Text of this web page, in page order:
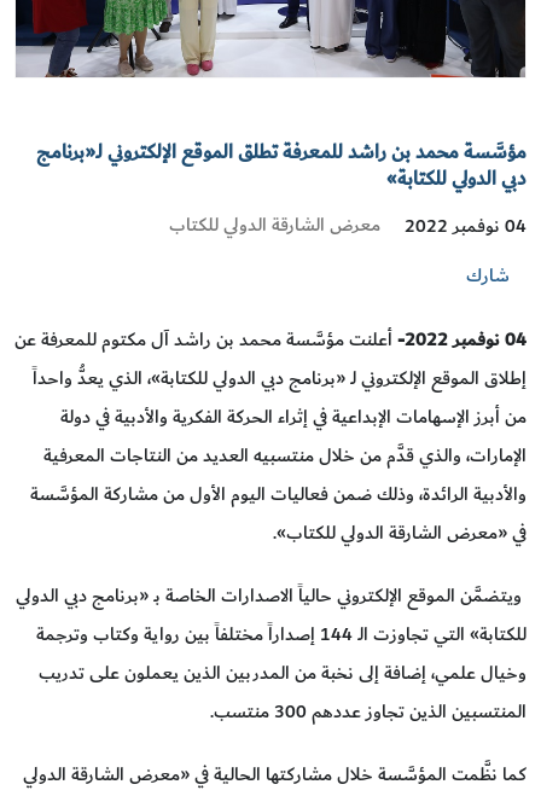
مؤسَّسة محمد بن راشد للمعرفة تطلق الموقع الإلكتروني لـ«برنامج
دبي الدولي للكتابة»
04 نوفمبر 2022
معرض الشارقة الدولي للكتاب
شارك
04نوفمبر 2022 -أعلنت مؤسَّسة محمد بن راشد آل مكتوم للمعرفة عن
إطلاق الموقع الإلكتروني لـ «برنامج دبي الدولي للكتابة»، الذي يعدُّ واحداً
من أبرز الإسهامات الإبداعية في إثراء الحركة الفكرية والأدبية في دولة
الإمارات، والذي قدَّم من خلال منتسبيه العديد من النتاجات المعرفية
والأدبية الرائدة، وذلك ضمن فعاليات اليوم الأول من مشاركة المؤسَّسة
في «معرض الشارقة الدولي للكتاب».
ويتضمَّن الموقع الإلكتروني حالياً الاصدارات الخاصة بـ «برنامج دبي الدولي
للكتابة» التي تجاوزت الـ 144 إصداراً مختلفاً بين رواية وكتاب وترجمة
وخيال علمي، إضافة إلى نخبة من المدربين الذين يعملون على تدريب
المنتسبين الذين تجاوز عددهم 300 منتسب.
كما نظَّمت المؤسَّسة خلال مشاركتها الحالية في «معرض الشارقة الدولي